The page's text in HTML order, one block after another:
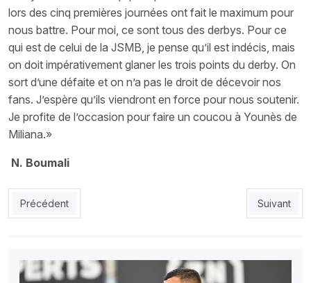
lors des cinq premières journées ont fait le maximum pour
nous battre. Pour moi, ce sont tous des derbys. Pour ce
qui est de celui de la JSMB, je pense qu’il est indécis, mais
on doit impérativement glaner les trois points du derby. On
sort d’une défaite et on n’a pas le droit de décevoir nos
fans. J’espère qu’ils viendront en force pour nous soutenir.
Je profite de l’occasion pour faire un coucou à Younès de
Miliana.»
N. Boumali
Article précédent : CM 2014:Burkina Faso - Algérie le samedi
Précédent Article
Suivant